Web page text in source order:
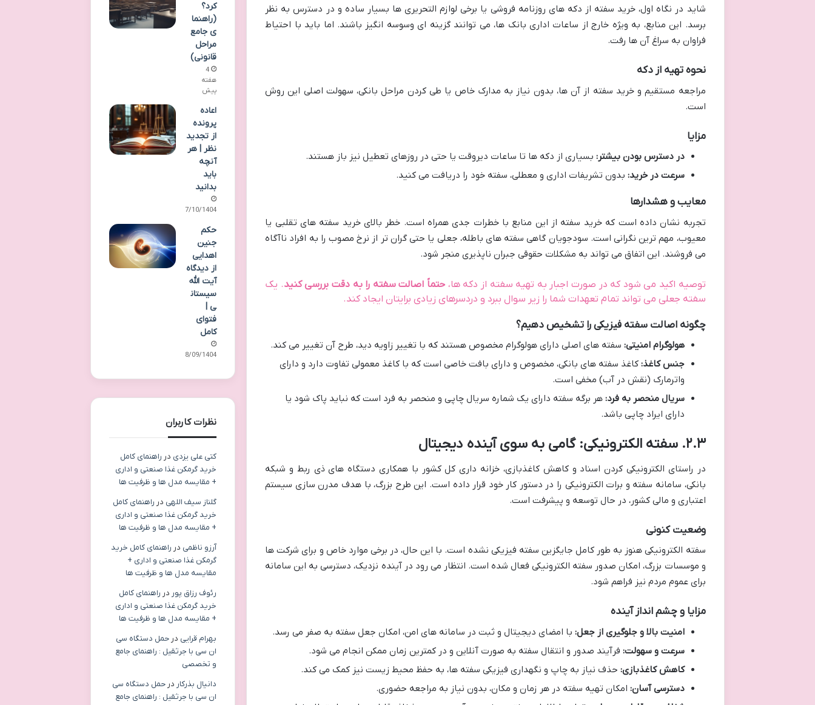
شاید در نگاه اول، خرید سفته از دکه های روزنامه فروشی یا برخی لوازم التحریری ها بسیار ساده و در دسترس به نظر
برسد. این منابع، به ویژه خارج از ساعات اداری بانک ها، می توانند گزینه ای وسوسه انگیز باشند. اما باید با احتیاط
فراوان به سراغ آن ها رفت.
نحوه تهیه از دکه
مراجعه مستقیم و خرید سفته از آن ها، بدون نیاز به مدارک خاص یا طی کردن مراحل بانکی، سهولت اصلی این روش
است.
مزایا
در دسترس بودن بیشتر: بسیاری از دکه ها تا ساعات دیروقت یا حتی در روزهای تعطیل نیز باز هستند.
سرعت در خرید: بدون تشریفات اداری و معطلی، سفته خود را دریافت می کنید.
معایب و هشدارها
تجربه نشان داده است که خرید سفته از این منابع با خطرات جدی همراه است. خطر بالای خرید سفته های تقلبی یا
معیوب، مهم ترین نگرانی است. سودجویان گاهی سفته های باطله، جعلی یا حتی گران تر از نرخ مصوب را به افراد ناآگاه
می فروشند. این اتفاق می تواند به مشکلات حقوقی جبران ناپذیری منجر شود.
توصیه اکید می شود که در صورت اجبار به تهیه سفته از دکه ها، حتماً اصالت سفته را به دقت بررسی کنید. یک
سفته جعلی می تواند تمام تعهدات شما را زیر سوال ببرد و دردسرهای زیادی برایتان ایجاد کند.
چگونه اصالت سفته فیزیکی را تشخیص دهیم؟
هولوگرام امنیتی: سفته های اصلی دارای هولوگرام مخصوص هستند که با تغییر زاویه دید، طرح آن تغییر می کند.
جنس کاغذ: کاغذ سفته های بانکی، مخصوص و دارای بافت خاصی است که با کاغذ معمولی تفاوت دارد و دارای
واترمارک (نقش در آب) مخفی است.
سریال منحصر به فرد: هر برگه سفته دارای یک شماره سریال چاپی و منحصر به فرد است که نباید پاک شود یا
دارای ایراد چاپی باشد.
۲.۳. سفته الکترونیکی: گامی به سوی آینده دیجیتال
در راستای الکترونیکی کردن اسناد و کاهش کاغذبازی، خزانه داری کل کشور با همکاری دستگاه های ذی ربط و شبکه
بانکی، سامانه سفته و برات الکترونیکی را در دستور کار خود قرار داده است. این طرح بزرگ، با هدف مدرن سازی سیستم
اعتباری و مالی کشور، در حال توسعه و پیشرفت است.
وضعیت کنونی
سفته الکترونیکی هنوز به طور کامل جایگزین سفته فیزیکی نشده است. با این حال، در برخی موارد خاص و برای شرکت ها
و موسسات بزرگ، امکان صدور سفته الکترونیکی فعال شده است. انتظار می رود در آینده نزدیک، دسترسی به این سامانه
برای عموم مردم نیز فراهم شود.
مزایا و چشم انداز آینده
امنیت بالا و جلوگیری از جعل: با امضای دیجیتال و ثبت در سامانه های امن، امکان جعل سفته به صفر می رسد.
سرعت و سهولت: فرآیند صدور و انتقال سفته به صورت آنلاین و در کمترین زمان ممکن انجام می شود.
کاهش کاغذبازی: حذف نیاز به چاپ و نگهداری فیزیکی سفته ها، به حفظ محیط زیست نیز کمک می کند.
دسترسی آسان: امکان تهیه سفته در هر زمان و مکان، بدون نیاز به مراجعه حضوری.
کرد؟
(راهنما
ی جامع
مراحل
قانونی)
4
هفته
پیش
اعاده
پرونده
از تجدید
نظر | هر
آنچه
باید
بدانید
07/10/1404
حکم
جنین
اهدایی
از دیدگاه
آیت الله
سیستان
ی |
فتوای
کامل
28/09/1404
نظرات کاربران
کتی علی یزدی در راهنمای کامل
خرید گرمکن غذا صنعتی و اداری
+ مقایسه مدل ها و ظرفیت ها
گلناز سیف اللهی در راهنمای کامل
خرید گرمکن غذا صنعتی و اداری
+ مقایسه مدل ها و ظرفیت ها
آرزو ناظمی در راهنمای کامل خرید
گرمکن غذا صنعتی و اداری +
مقایسه مدل ها و ظرفیت ها
رئوف رزاق پور در راهنمای کامل
خرید گرمکن غذا صنعتی و اداری
+ مقایسه مدل ها و ظرفیت ها
بهرام قرایی در حمل دستگاه سی
ان سی با جرثقیل : راهنمای جامع
و تخصصی
دانیال بذرکار در حمل دستگاه سی
ان سی با جرثقیل : راهنمای جامع